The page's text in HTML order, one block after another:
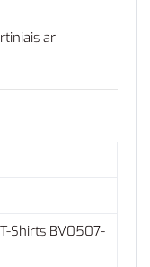
ar
Shirts BV0507-